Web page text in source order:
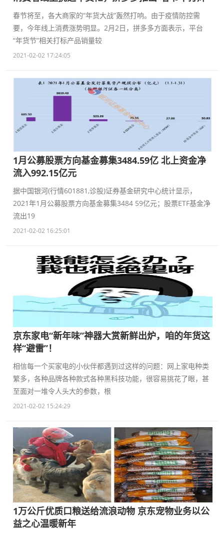
春节将至，各大商家的“年货大战”轰然打响。由于疫情防控需
要，今年线上消费涨势明显。2月2日，拼多多方面表示，平台
“年货节”相关打标产品销量较
2021-02-02 17:24:05
1月公募股票方向基金募集3484.59亿 北上资金净
流入992.15亿元
据中国银河(行情601881,诊股)证券基金研究中心统计显示，
2021年1月公募股票方向基金募集3484 59亿元；股票ETF基金净
流出19
2021-02-02 16:25:01
京东家电“新年味”神器大赏新鲜出炉，咱的年货这
样“避雷”！
相信每一个买家电的小伙伴都遇到过这样的问题：网上家电种类
繁多，各种品牌各种款式各种黑科技功能，很容易挑花了眼，甚
至面对一堆令人头大的参数，根
2021-02-02 15:24:29
1万公斤优质口粮送给流浪动物 京东宠物业务以公
益之心温暖新年